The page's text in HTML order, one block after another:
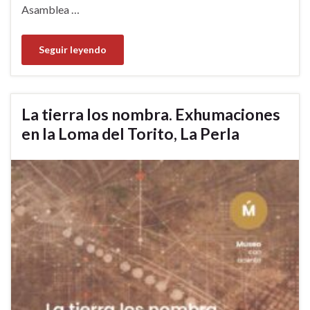
Asamblea …
Seguir leyendo
La tierra los nombra. Exhumaciones
en la Loma del Torito, La Perla